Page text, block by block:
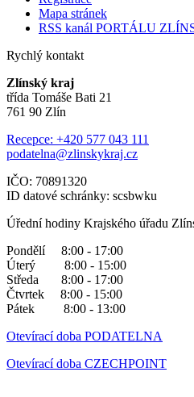
Mapa stránek
RSS kanál PORTÁLU
Rychlý kontakt
Zlínský kraj
třída Tomáše Bati 21
761 90 Zlín
Recepce: +420 577 043 111
podatelna@zlinskykraj.cz
IČO: 70891320
ID datové schránky: scsbwku
Úřední hodiny Krajského úřadu
Pondělí 8:00 - 17:00
Úterý 8:00 - 15:00
Středa 8:00 - 17:00
Čtvrtek 8:00 - 15:00
Pátek 8:00 - 13:00
Otevírací doba PODATELNA
Otevírací doba CZECHPOINT